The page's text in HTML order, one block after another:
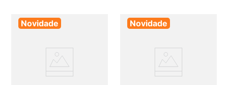
Novidade Novidade